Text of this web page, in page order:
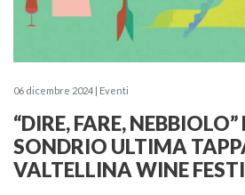
06 dicembre 2024 | Eventi
“DIRE, FARE,
SONDRIO ULTIMA
VALTELLINA WINE